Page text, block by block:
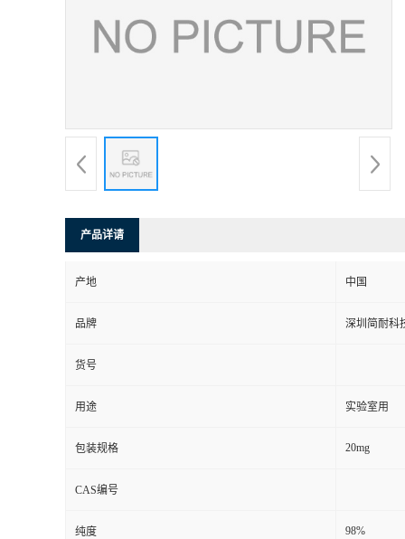
产品详请
产地 中国
品牌 深圳简耐科
货号
用途 实验室用
包装规格 20mg
CAS编号
纯度 98%